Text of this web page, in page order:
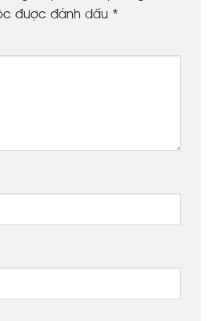
được đánh dấu
*